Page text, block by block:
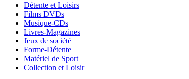
Détente et Loisirs
Films DVDs
Musique-CDs
Livres-Magazines
Jeux de société
Forme-Détente
Matériel de Sport
Collection et Loisir